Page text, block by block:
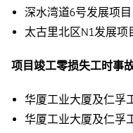
深水湾道6号发展项目
太古里北区N1发展项
项目竣工零损失工时事故
华厦工业大厦及仁孚
华厦工业大厦及仁孚